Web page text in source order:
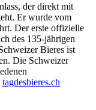
der direkt mit
Er wurde vom
Der erste offizielle
des 135-jährigen
Bieres ist
Die Schweizer
tagdesbieres.ch